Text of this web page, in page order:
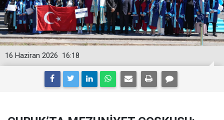
16:18
16 Haziran 2026